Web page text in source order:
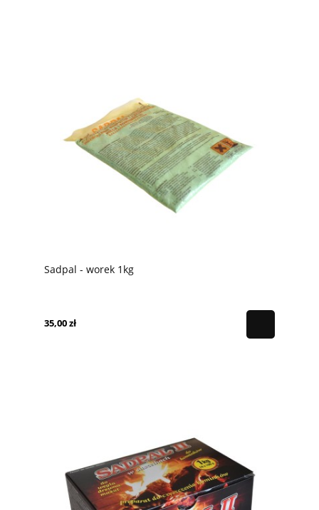
Sadpal - worek 1kg
35,00 zł